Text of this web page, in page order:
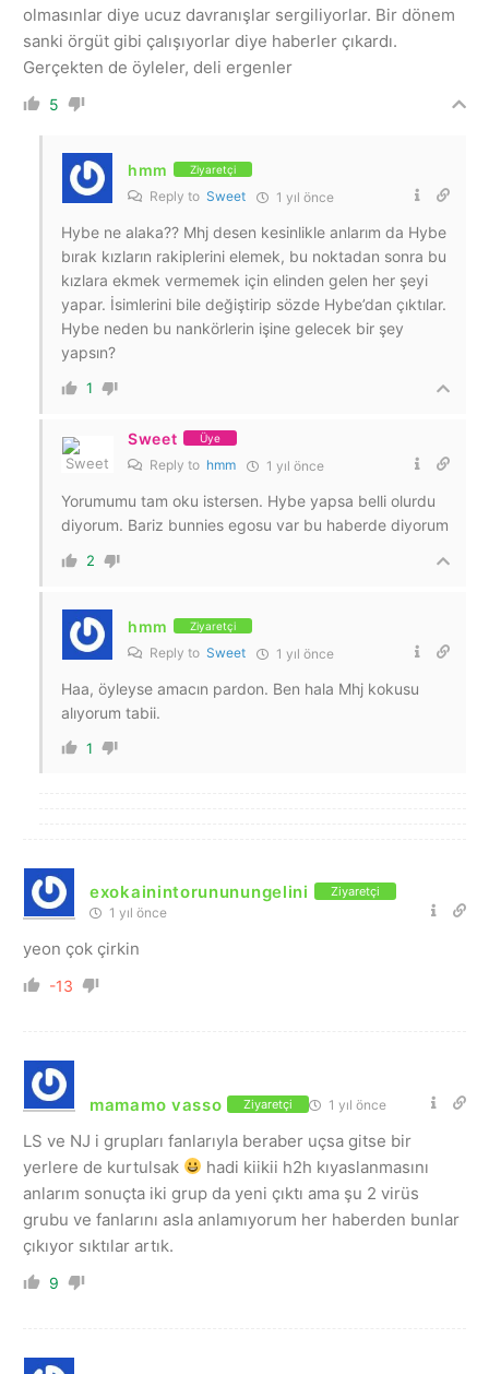
olmasınlar diye ucuz davranışlar sergiliyorlar. Bir dönem
sanki örgüt gibi çalışıyorlar diye haberler çıkardı.
Gerçekten de öyleler, deli ergenler
5
hmm Ziyaretçi
Reply to Sweet 1 yıl önce
Hybe ne alaka?? Mhj desen kesinlikle anlarım da Hybe
bırak kızların rakiplerini elemek, bu noktadan sonra bu
kızlara ekmek vermemek için elinden gelen her şeyi
yapar. İsimlerini bile değiştirip sözde Hybe’dan çıktılar.
Hybe neden bu nankörlerin işine gelecek bir şey
yapsın?
1
Sweet Üye
Reply to hmm 1 yıl önce
Yorumumu tam oku istersen. Hybe yapsa belli olurdu
diyorum. Bariz bunnies egosu var bu haberde diyorum
2
hmm Ziyaretçi
Reply to Sweet 1 yıl önce
Haa, öyleyse amacın pardon. Ben hala Mhj kokusu
alıyorum tabii.
1
exokainintorununungelini Ziyaretçi
1 yıl önce
yeon çok çirkin
-13
mamamo vasso Ziyaretçi 1 yıl önce
LS ve NJ i grupları fanlarıyla beraber uçsa gitse bir
yerlere de kurtulsak
hadi kiikii h2h kıyaslanmasını
anlarım sonuçta iki grup da yeni çıktı ama şu 2 virüs
grubu ve fanlarını asla anlamıyorum her haberden bunlar
çıkıyor sıktılar artık.
9